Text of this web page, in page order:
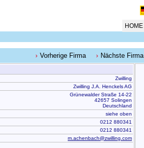
HOME
Vorherige Firma Nächste Firma
Zwilling
Zwilling J.A. Henckels AG
Grünewalder Straße 14-22
42657 Solingen
Deutschland
siehe oben
0212 880341
0212 880341
m.achenbach@zwilling.com